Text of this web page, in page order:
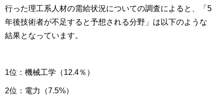
行った理工系人材の需給状況についての調査によると、「5
年後技術者が不足すると予想される分野」は以下のような
結果となっています。
1位：機械工学（12.4％）
2位：電力（7.5%）